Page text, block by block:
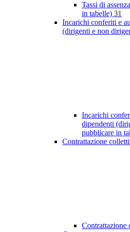
Tassi di
in tabelle) 31
Incarichi conferiti e
(dirigenti e non
Incarichi
dipendenti
pubblicare in
Contrattazione
Contrattazione